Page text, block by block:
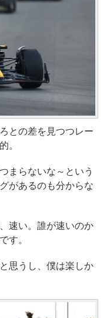
との差を見つつレー
。
まらないな～という
があるのも分からな
速い。誰が速いのか
す。
思うし、僕は楽しか